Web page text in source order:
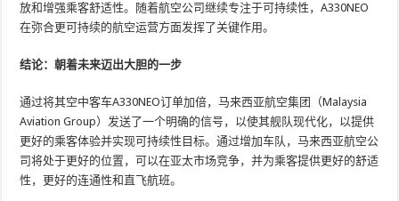
放和增强乘客舒适性。随着航空公司继续专注于可持续性，A330NEO
在弥合更可持续的航空运营方面发挥了关键作用。
结论：朝着未来迈出大胆的一步
通过将其空中客车A330NEO订单加倍，马来西亚航空集团（Malaysia
Aviation Group）发送了一个明确的信号，以使其舰队现代化，以提供
更好的乘客体验并实现可持续性目标。通过增加车队，马来西亚航空公
司将处于更好的位置，可以在亚太市场竞争，并为乘客提供更好的舒适
性，更好的连通性和直飞航班。